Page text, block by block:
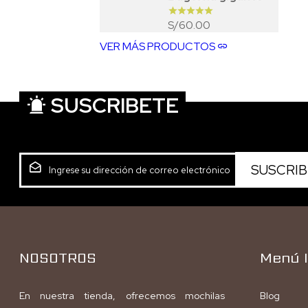
S/60.00
VER MÁS PRODUCTOS
SUSCRIBETE
NOSOTROS
En nuestra tienda, ofrecemos mochilas
Menú
Blog